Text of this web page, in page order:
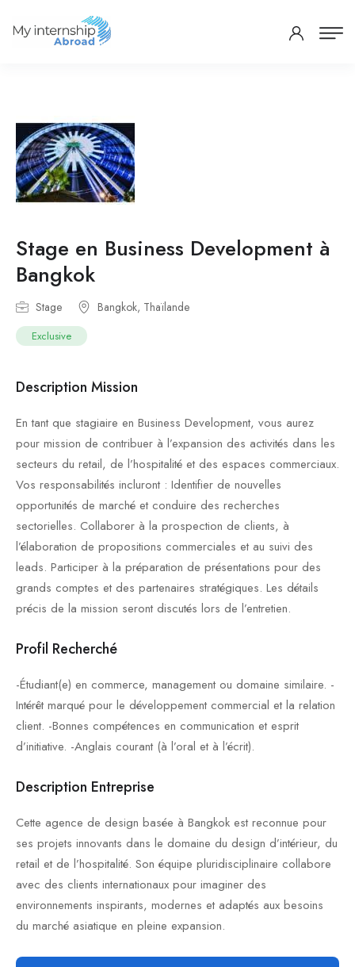
Stage en Business Development à
Bangkok
Stage Bangkok, Thaïlande
Exclusive
Description Mission
En tant que stagiaire en Business Development, vous aurez
pour mission de contribuer à l’expansion des activités dans les
secteurs du retail, de l’hospitalité et des espaces commerciaux.
Vos responsabilités incluront : Identifier de nouvelles
opportunités de marché et conduire des recherches
sectorielles. Collaborer à la prospection de clients, à
l’élaboration de propositions commerciales et au suivi des
leads. Participer à la préparation de présentations pour des
grands comptes et des partenaires stratégiques. Les détails
précis de la mission seront discutés lors de l’entretien.
Profil Recherché
-Étudiant(e) en commerce, management ou domaine similaire. -
Intérêt marqué pour le développement commercial et la relation
client. -Bonnes compétences en communication et esprit
d’initiative. -Anglais courant (à l’oral et à l’écrit).
Description Entreprise
Cette agence de design basée à Bangkok est reconnue pour
ses projets innovants dans le domaine du design d’intérieur, du
retail et de l’hospitalité. Son équipe pluridisciplinaire collabore
avec des clients internationaux pour imaginer des
environnements inspirants, modernes et adaptés aux besoins
du marché asiatique en pleine expansion.